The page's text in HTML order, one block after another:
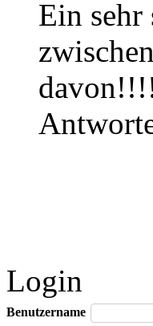
Ein sehr
Login
Benutzername